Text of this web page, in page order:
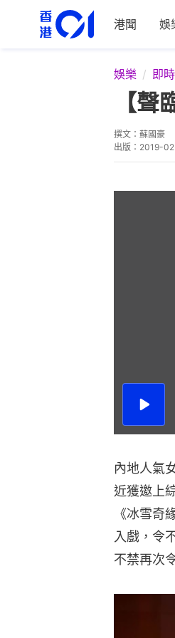
港聞 娛
娛樂 即
【
撰文： 蘇國豪
出版： 2019-
播
內地人氣
近獲邀上
《冰雪奇
入戲，令
不禁再次